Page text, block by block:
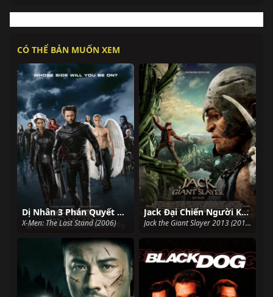
CÓ THỂ BẢN MUỐN XEM
Dị Nhân 3 Phán Quyết Cuối Cùng
X-Men: The Last Stand (2006)
Jack Đại Chiến Người Khổng Lồ
Jack the Giant Slayer 2013 (2013)